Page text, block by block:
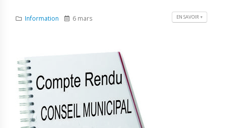
Information 6 mars EN SAVOIR +